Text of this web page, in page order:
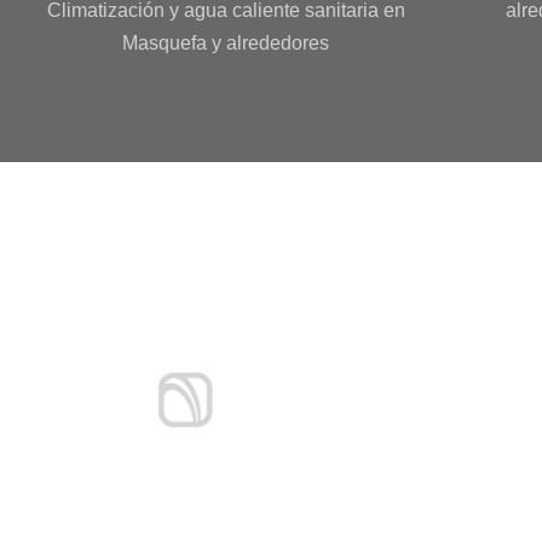
Climatización y agua caliente sanitaria en
Masquefa y alrededores